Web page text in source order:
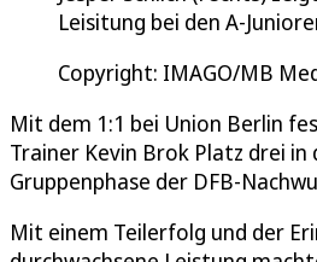
Leisitung bei den A-
Copyright: IMAGO/MB
Mit dem 1:1 bei Union Berlin
Trainer Kevin Brok Platz drei in
Gruppenphase der DFB-
Mit einem Teilerfolg und der